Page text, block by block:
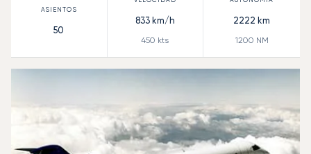
50
833km/h
450 kts
2222 km
1200 NM